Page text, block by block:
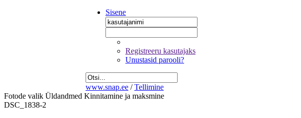
Sisene
Registreeru kasutajaks
Unustasid parooli?
www.snap.ee / Tellimine
Fotode valik Üldandmed Kinnitamine ja maksmine
DSC_1838-2